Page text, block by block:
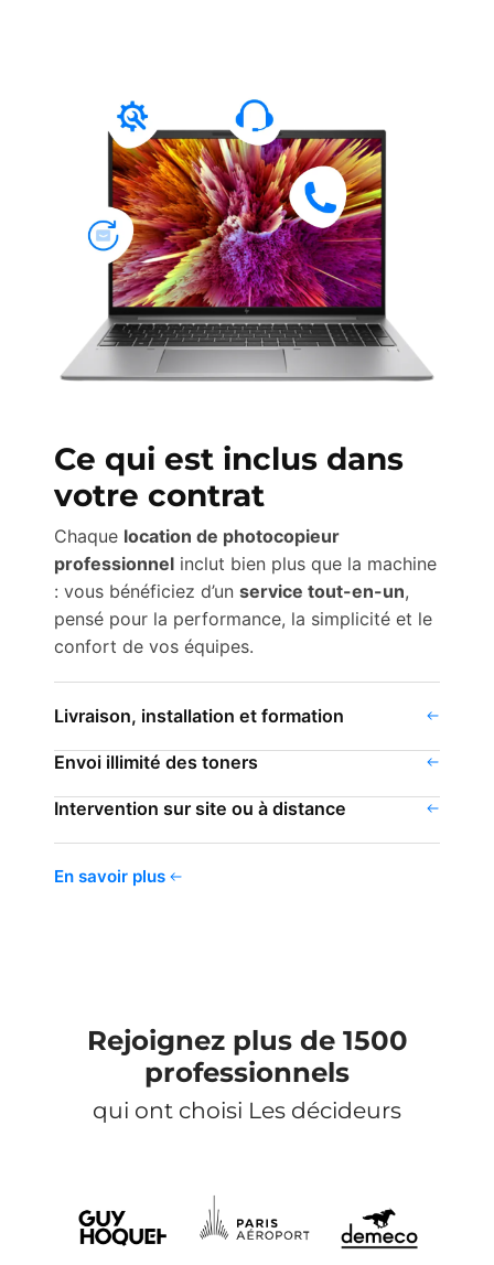
Ce qui est inclus dans
votre contrat
Chaque location de photocopieur
professionnel inclut bien plus que la machine
: vous bénéficiez d’un service tout-en-un,
pensé pour la performance, la simplicité et le
confort de vos équipes.
Livraison, installation et formation
Envoi illimité des toners
Intervention sur site ou à distance
En savoir plus
Rejoignez plus de 1500
professionnels
qui ont choisi Les décideurs